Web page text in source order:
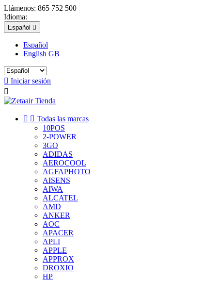
Llámenos: 865 752 500
Idioma:
Español 
Español
English GB
 Iniciar sesión

  Todas las marcas
10POS
2-POWER
3GO
ADIDAS
AEROCOOL
AGFAPHOTO
AISENS
AIWA
ALCATEL
AMD
ANKER
AOC
APACER
APLI
APPLE
APPROX
DROXIO
HP